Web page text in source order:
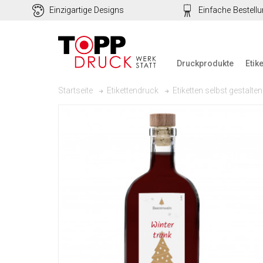
Einzigartige Designs Einfache
Druckprodukte
Startseite Etikettendruck Etiketten selbst gestalten